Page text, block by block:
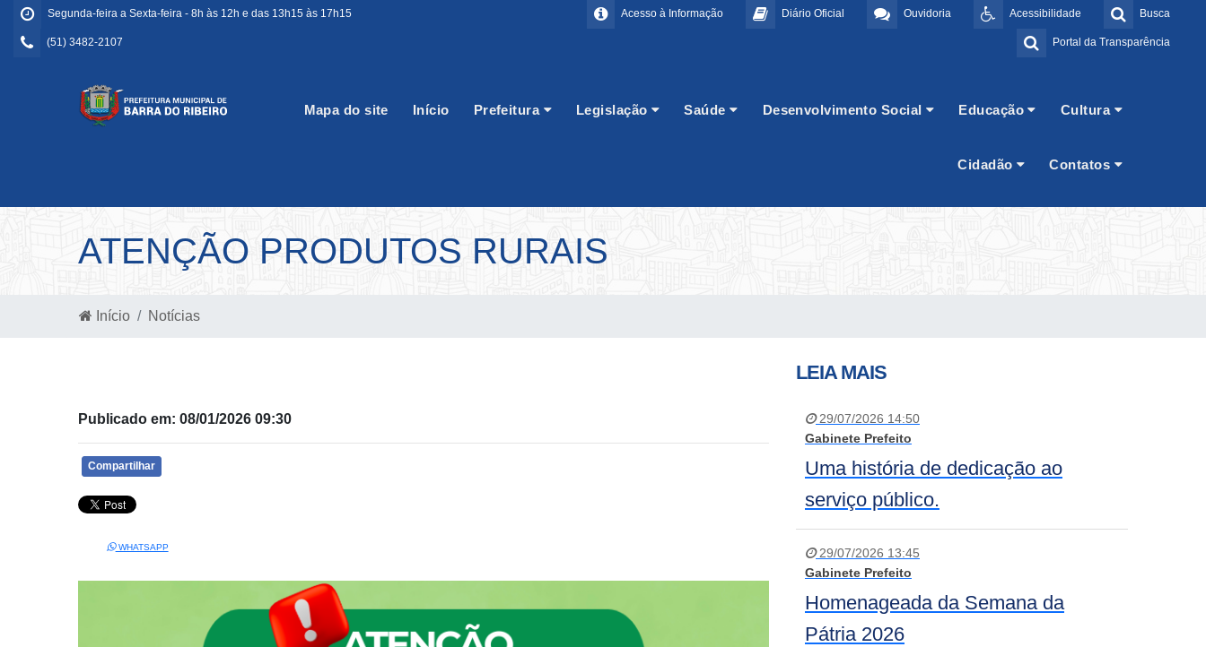
Segunda-feira a Sexta-feira - 8h às 12h e das 13h15 às 17h15
(51) 3482-2107
Busca
Acessibilidade
Ouvidoria
Diário Oficial
Acesso à Informação
Portal da Transparência
Mapa do site Início Prefeitura Legislação Saúde Desenvolvimento Social Educação Cultura
Cidadão Contatos
ATENÇÃO PRODUTOS RURAIS
Início Notícias
Publicado em: 08/01/2026 09:30
Compartilhar
WHATSAPP
LEIA MAIS
29/07/2026 14:50
Gabinete Prefeito
Uma história de dedicação ao
serviço público.
29/07/2026 13:45
Gabinete Prefeito
Homenageada da Semana da
Pátria 2026